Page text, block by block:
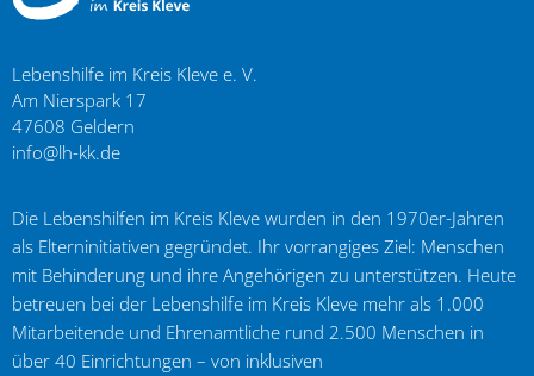
Lebenshilfe im Kreis Kleve e. V.
Am Nierspark 17
47608 Geldern
info@lh-kk.de
Die Lebenshilfen im Kreis Kleve wurden in den 1970er-Jahren
als Elterninitiativen gegründet. Ihr vorrangiges Ziel: Menschen
mit Behinderung und ihre Angehörigen zu unterstützen. Heute
betreuen bei der Lebenshilfe im Kreis Kleve mehr als 1.000
Mitarbeitende und Ehrenamtliche rund 2.500 Menschen in
über 40 Einrichtungen – von inklusiven